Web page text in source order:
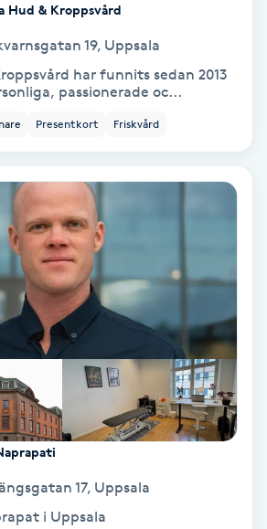
Hud & Kroppsvård
19, Uppsala
har funnits sedan 2013
passionerade oc...
Presentkort Friskvård
17, Uppsala
i Uppsala